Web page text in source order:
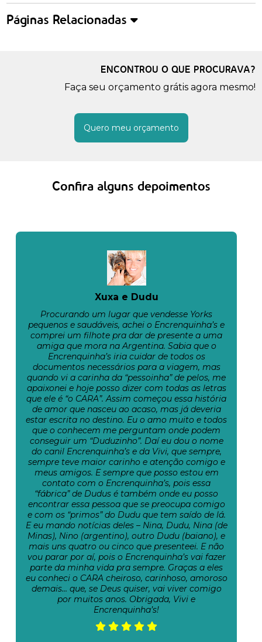
Páginas Relacionadas
ENCONTROU O QUE PROCURAVA?
Faça seu orçamento grátis agora mesmo!
Quero meu orçamento
Confira alguns depoimentos
Xuxa e Dudu
Procurando um lugar que vendesse Yorks
pequenos e saudáveis, achei o Encrenquinha’s e
comprei um filhote pra dar de presente a uma
amiga que mora na Argentina. Sabia que o
Encrenquinha’s iria cuidar de todos os
documentos necessários para a viagem, mas
quando vi a carinha da “pessoinha” de pelos, me
apaixonei e hoje posso dizer com todas as letras
que ele é “o CARA”. Assim começou essa história
de amor que nasceu ao acaso, mas já deveria
estar escrita no destino. Eu o amo muito e todos
que o conhecem me perguntam onde podem
conseguir um “Duduzinho”. Daí eu dou o nome
do canil Encrenquinha’s e da Vivi, que sempre,
sempre teve maior carinho e atenção comigo e
meus amigos. E sempre que posso estou em
contato com o Encrenquinha’s, pois essa
“fábrica” de Dudus é também onde eu posso
encontrar essa pessoa que se preocupa comigo
e com os “primos” do Dudu que tem saído de lá.
E eu mando notícias deles – Nina, Dudu, Nina (de
Minas), Nino (argentino), outro Dudu (baiano), e
mais uns quatro ou cinco que presenteei. E não
vou parar por aí, pois o Encrenquinha’s vai fazer
parte da minha vida pra sempre. Graças a eles
eu conheci o CARA cheiroso, carinhoso, amoroso
demais… que, se Deus quiser, vai viver comigo
por muitos anos. Obrigada, Vivi e
Encrenquinha’s!